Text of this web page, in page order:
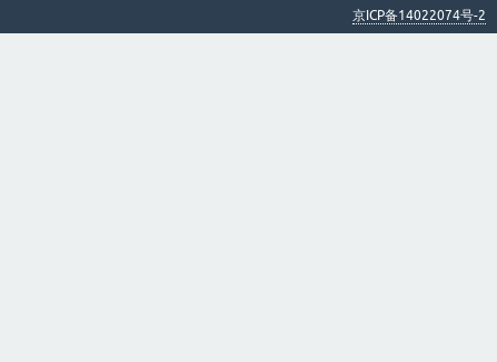
京ICP备14022074号-2